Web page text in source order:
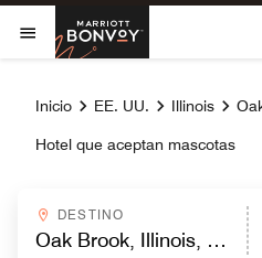
Skip to Content
Abrir el menú
Marriott
Inicio EE. UU. Illinois
Hotel que aceptan mascotas
DESTINO